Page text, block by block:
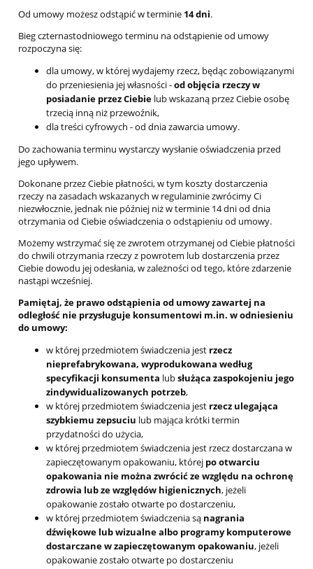
Od umowy możesz odstąpić w terminie 14 dni.
Bieg czternastodniowego terminu na odstąpienie od umowy
rozpoczyna się:
dla umowy, w której wydajemy rzecz, będąc zobowiązanymi
do przeniesienia jej własności -od objęcia rzeczy w
posiadanie przez Ciebie lub wskazaną przez Ciebie osobę
trzecią inną niż przewoźnik,
dla treści cyfrowych - od dnia zawarcia umowy.
Do zachowania terminu wystarczy wysłanie oświadczenia przed
jego upływem.
Dokonane przez Ciebie płatności, w tym koszty dostarczenia
rzeczy na zasadach wskazanych w regulaminie zwrócimy Ci
niezwłocznie, jednak nie później niż w terminie 14 dni od dnia
otrzymania od Ciebie oświadczenia o odstąpieniu od umowy.
Możemy wstrzymać się ze zwrotem otrzymanej od Ciebie płatności
do chwili otrzymania rzeczy z powrotem lub dostarczenia przez
Ciebie dowodu jej odesłania, w zależności od tego, które zdarzenie
nastąpi wcześniej.
Pamiętaj, że prawo odstąpienia od umowy zawartej na
odległość nie przysługuje konsumentowi m.in. w odniesieniu
do umowy:
w której przedmiotem świadczenia jest rzecz
nieprefabrykowana, wyprodukowana według
specyfikacji konsumenta lubsłużąca zaspokojeniu jego
zindywidualizowanych potrzeb,
w której przedmiotem świadczenia jest rzecz ulegająca
szybkiemu zepsuciu lub mająca krótki termin
przydatności do użycia,
w której przedmiotem świadczenia jest rzecz dostarczana w
zapieczętowanym opakowaniu, której po otwarciu
opakowania nie można zwrócić ze względu na ochronę
zdrowia lub ze względów higienicznych, jeżeli
opakowanie zostało otwarte po dostarczeniu,
w której przedmiotem świadczenia są nagrania
dźwiękowe lub wizualne albo programy komputerowe
dostarczane w zapieczętowanym opakowaniu, jeżeli
opakowanie zostało otwarte po dostarczeniu